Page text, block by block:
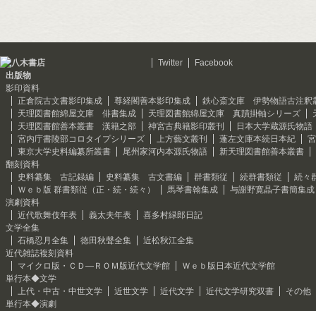
Twitter
Facebook
出版物
影印資料
正倉院古文書影印集成
尊経閣善本影印集成
鉄心斎文庫 伊勢物語古注釈
天理図書館綿屋文庫 俳書集成
天理図書館綿屋文庫 真蹟掛軸シリーズ
天理図書館善本叢書 漢籍之部
神宮古典籍影印叢刊
日本大学蔵源氏物語
宮内庁書陵部コロタイプシリーズ
上方藝文叢刊 蓬左文庫本続日本紀
東京大学史料編纂所叢書
尾州家河内本源氏物語
新天理図書館善本叢書
翻刻資料
史料纂集 古記録編
史料纂集 古文書編 群書類従 続群書類従
続々
Ｗｅｂ版 群書類従（正・続・続々）
馬琴書翰集成
与謝野寛晶子書簡集成
演劇資料
近代歌舞伎年表
義太夫年表
喜多村緑郎日記
文学全集
石橋忍月全集
徳田秋聲全集
近松秋江全集
近代雑誌複刻資料
マイクロ版・ＣＤ―ＲＯＭ版近代文学館
Ｗｅｂ版日本近代文学館
単行本◆文学
上代・中古・中世文学
近世文学 近代文学 近代文学研究双書
その他
単行本◆演劇